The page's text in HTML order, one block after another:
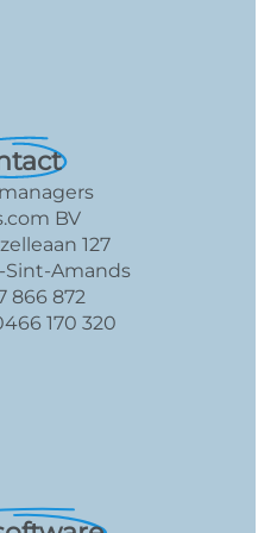
BV
127
Sint-Amands
866 872
170 320